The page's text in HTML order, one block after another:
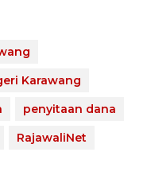
Karawang
penyitaan dana
RajawaliNet